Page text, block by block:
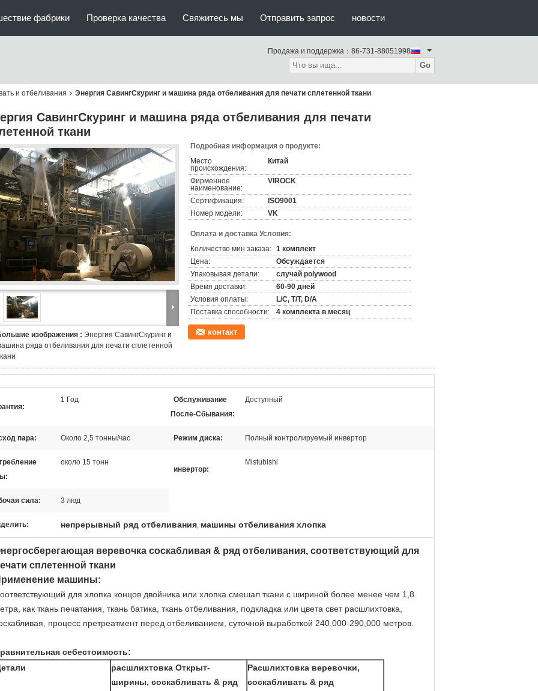
фабрики Проверка качества Свяжитесь мы Отправить запрос новости
Продажа и поддержка： 86-731-88051998
Go
и отбеливания Энергия СавингСкуринг и машина ряда отбеливания для печати сплетенной ткани
СавингСкуринг и машина ряда отбеливания для печати
ткани
изображения : Энергия СавингСкуринг и
ряда отбеливания для печати сплетенной
Подробная информация о продукте:
Место
происхождения:
Китай
Фирменное
наименование:
VIROCK
Сертификация:
ISO9001
Номер модели:
VK
Оплата и доставка Условия:
Количество мин заказа: 1 комплект
Цена:
Обсуждается
Упаковывая детали:
случай polywood
Время доставки:
60-90 дней
Условия оплаты:
L/C, T/T, D/A
Поставка способности:
4 комплекта в месяц
контакт
1 Год
Обслуживание
После-Сбывания:
Доступный
пара: Около 2,5 тонны/час Режим диска: Полный контролируемый инвертор
около 15 тонн
инвертор:
Mistubishi
сила: 3 люд
непрерывный ряд отбеливания, машины отбеливания хлопка
веревочка соскабливая & ряд отбеливания, соответствующий для
сплетенной ткани
машины:
для хлопка концов двойника или хлопка смешал ткани с шириной более менее чем 1,8
как ткань печатания, ткань батика, ткань отбеливания, подкладка или цвета свет расшлихтовка,
процесс претреатмент перед отбеливанием, суточной выработкой 240,000-290,000 метров.
себестоимость:
расшлихтовка Открыт-
ширины, соскабливать & ряд
Расшлихтовка веревочки,
соскабливать & ряд